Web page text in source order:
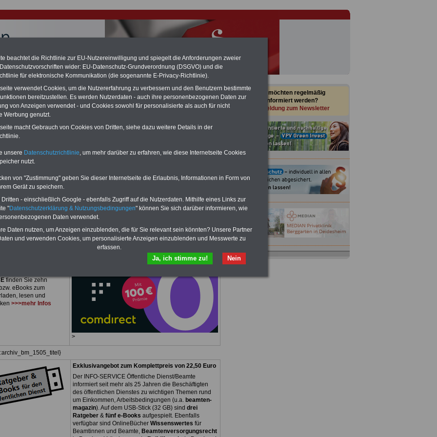
für Beamte auch im Ruhestand (zu geringe Alimentation)
hat die Berliner Landesbesoldung für verfassungs-
(Berlin muss bisMärz 2027 eine Neuregelung der Besoldung
Auch beim Bund (Beamte & Ruhestandsbeamte) gibt es teilweise
(Medienberichten zufolge liegt diese für
mind. 3.000 und 13.000 Euro, Der INFO-SERVICE gibt hierzu eine
heraus, die unmittelbar nach dem Beschluss des Gesetzentwurfs der
.
2015/05: Gerechtes Einkommen per Gerichtsurteil?
nur 15 Euro
einer Laufzeit von 12
bleiben Sie zu den
finden Sie zehn
eBooks zum
lesen und
>>>mehr Infos
>
Exklusivangebot zum Komplettpreis von 22,50 Euro
Der INFO-SERVICE Öffentliche Dienst/Beamte
informiert seit mehr als 25 Jahren die Beschäftigten
des öffentlichen Dienstes zu wichtigen Themen rund
um Einkommen, Arbeitsbedingungen (u.a. beamten-
magazin). Auf dem USB-Stick (32 GB) sind drei
Ratgeber& fünf e-Books aufgespielt. Ebenfalls
verfügbar sind OnlineBücher Wissenswertes für
Beamtinnen und Beamte, Beamtenversorgungsrecht
Sie möchten regelmäßig
informiert werden?
Anmeldung zum Newsletter
beachtet die Richtlinie zur EU-Nutzereinwilligung und spiegelt die Anforderungen zweier
wider: EU-Datenschutz-Grundverordnung (DSGVO) und die
für elektronische Kommunikation (die sogenannte E-Privacy-Richtlinie).
verwendet Cookies, um die Nutzererfahrung zu verbessern und den Benutzern bestimmte
bereitzustellen. Es werden Nutzerdaten - auch ihre personenbezogenen Daten zur
von Anzeigen verwendet - und Cookies sowohl für personalisierte als auch für nicht
Werbung genutzt.
macht Gebrauch von Cookies von Dritten, siehe dazu weitere Details in der
unsere Datenschutzrichtlinie , um mehr darüber zu erfahren, wie diese Internetseite Cookies
nutzt.
von "Zustimmung" geben Sie dieser Internetseite die Erlaubnis, Informationen in Form von
Gerät zu speichern.
- einschließlich Google - ebenfalls Zugriff auf die Nutzerdaten. Mithilfe eines Links zur
"Datenschutzerklärung & Nutzungsbedingungen" können Sie sich darüber informieren, wie
Daten verwendet.
Daten nutzen, um Anzeigen einzublenden, die für Sie relevant sein könnten? Unsere Partner
und verwenden Cookies, um personalisierte Anzeigen einzublenden und Messwerte zu
erfassen.
Nein
Ja, ich stimme zu!